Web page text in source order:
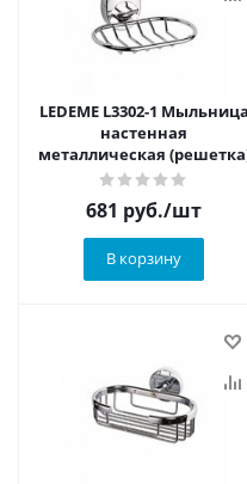
LEDEME L3302-1 Мыльница
настенная
металлическая
681 руб./шт
В корзину